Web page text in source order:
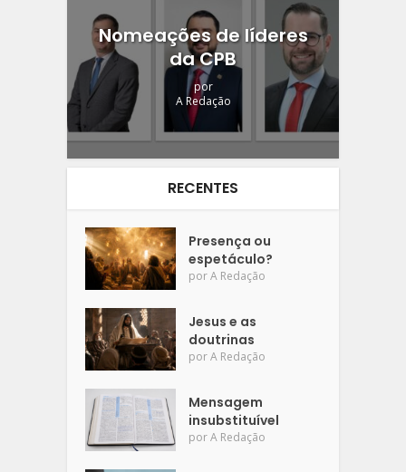
Nomeações de líderes
da CPB
por
A Redação
RECENTES
Presença ou
espetáculo?
porA Redação
Jesus e as
doutrinas
porA Redação
Mensagem
insubstituível
porA Redação